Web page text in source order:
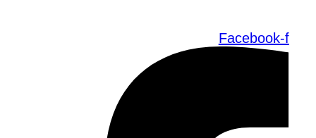
Facebook-f